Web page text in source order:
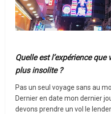
Quelle est l’expérience
plus insolite ?
Pas un seul voyage sans au
Dernier en date mon dernier
devons prendre un vol le